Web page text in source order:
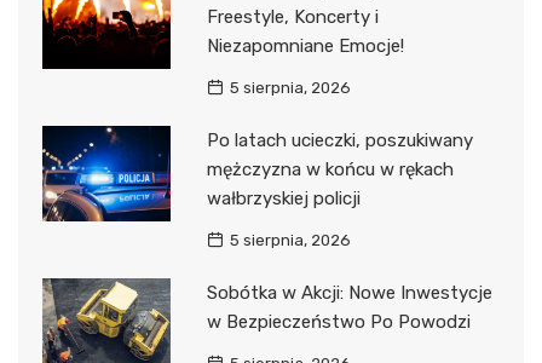
Freestyle, Koncerty i
Niezapomniane Emocje!
5 sierpnia, 2026
Po latach ucieczki, poszukiwany
mężczyzna w końcu w rękach
wałbrzyskiej policji
5 sierpnia, 2026
Sobótka w Akcji: Nowe Inwestycje
w Bezpieczeństwo Po Powodzi